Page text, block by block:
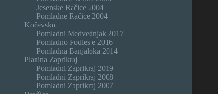
Jesenske Račice 2004
Pomladne Račice 2004
Kočevsko
Pomladni Medvednjak 2017
Pomladno Podlesje 2016
Pomladna Banjaloka 2014
Planina Zaprikraj
Pomladni Zaprikraj 2019
Pomladni Zaprikraj 2008
Pomladni Zaprikraj 2007